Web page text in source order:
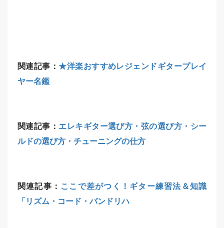
関連記事：★洋楽おすすめレジェンドギタープレイ
ヤー名鑑
関連記事： エレキギター選び方・弦の選び方・シー
ルドの選び方・チューニングの仕方
関連記事： ここで差がつく！ギター練習法＆知識
「リズム・コード・バンドリハ